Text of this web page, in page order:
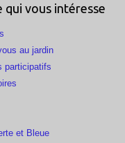
qui vous intéresse
au jardin
participatifs
et Bleue